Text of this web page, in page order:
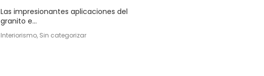
Las impresionantes aplicaciones del
granito e...
Interiorismo, Sin categorizar